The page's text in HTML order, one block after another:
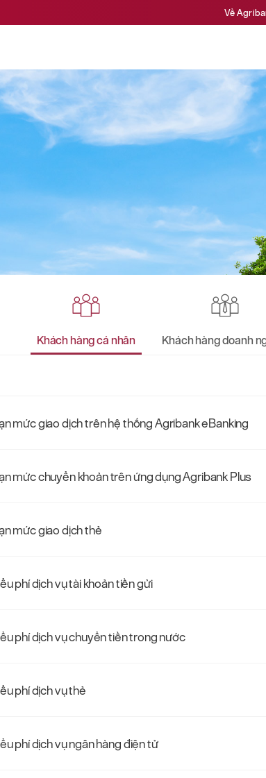
Về
Khách hàng cá nhân Khách hàng doanh
mức giao dịch trên hệ thống Agribank eBanking
mức chuyển khoản trên ứng dụng Agribank Plus
mức giao dịch thẻ
phí dịch vụ tài khoản tiền gửi
phí dịch vụ chuyển tiền trong nước
phí dịch vụ thẻ
phí dịch vụ ngân hàng điện tử